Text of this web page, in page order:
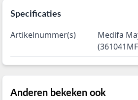
Specificaties
Artikelnummer(s)
Medifa
Anderen bekeken ook